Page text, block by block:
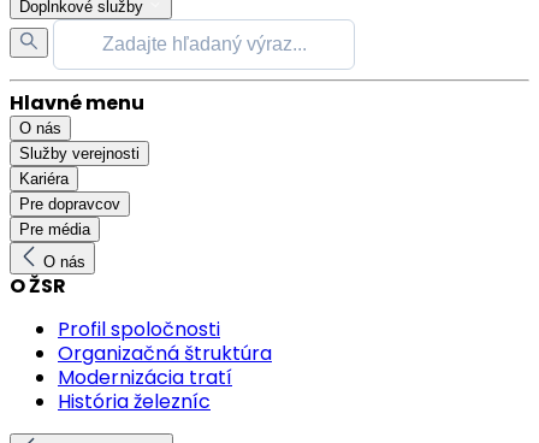
Doplnkové služby
Hlavné menu
O nás
Služby verejnosti
Kariéra
Pre dopravcov
Pre média
O nás
O ŽSR
Profil spoločnosti
Organizačná štruktúra
Modernizácia tratí
História železníc